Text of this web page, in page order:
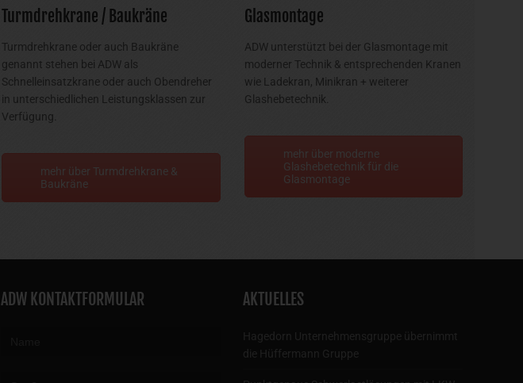
Turmdrehkrane / Baukräne
Turmdrehkrane oder auch Baukräne
genannt stehen bei ADW als
Schnelleinsatzkrane oder auch Obendreher
in unterschiedlichen Leistungsklassen zur
Verfügung.
mehr über Turmdrehkrane &
Baukräne
Glasmontage
ADW unterstützt bei der Glasmontage mit
moderner Technik & entsprechenden Kranen
wie Ladekran, Minikran + weiterer
Glashebetechnik.
mehr über moderne
Glashebetechnik für die
Glasmontage
ADW KONTAKTFORMULAR AKTUELLES